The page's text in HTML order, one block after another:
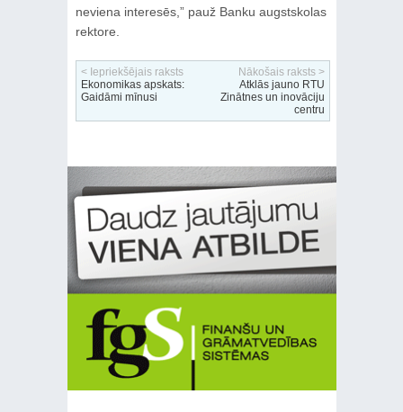
neviena interesēs,” pauž Banku augstskolas
rektore.
< Iepriekšējais raksts
Ekonomikas apskats:
Gaidāmi mīnusi
Nākošais raksts >
Atklās jauno RTU
Zinātnes un inovāciju
centru